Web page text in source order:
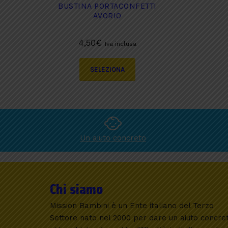
BUSTINA PORTACONFETTI
AVORIO
4,50€ Iva inclusa
SELEZIONA
possono
prodotto
Un aiuto concreto
Chi siamo
Mission Bambini è un Ente italiano del Terzo
Settore nato nel 2000 per dare un aiuto